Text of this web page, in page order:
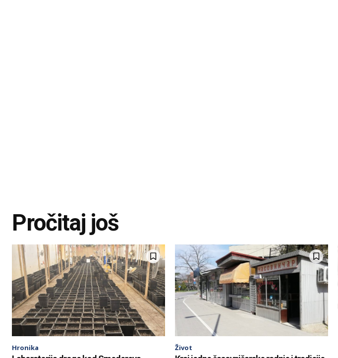
Pročitaj još
Hronika Život